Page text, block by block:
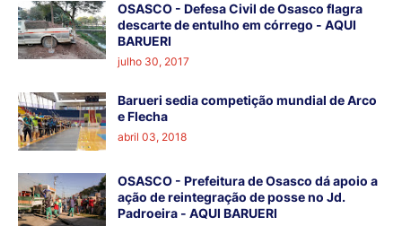
OSASCO - Defesa Civil de Osasco flagra
descarte de entulho em córrego - AQUI
BARUERI
julho 30, 2017
Barueri sedia competição mundial de Arco
e Flecha
abril 03, 2018
OSASCO - Prefeitura de Osasco dá apoio a
ação de reintegração de posse no Jd.
Padroeira - AQUI BARUERI